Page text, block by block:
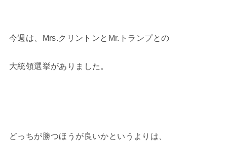
今週は、Mrs.クリントンとMr.トランプとの
大統領選挙がありました。
どっちが勝つほうが良いかというよりは、